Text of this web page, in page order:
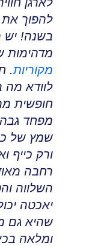
להפוך את
בשנה! יש
מדהימות
מקוריות.
לוודא
חופשית
מפחד
שמץ של
ורק כייף
רחבה
השלווה
יאכטה
שהיא גם
ומלאה